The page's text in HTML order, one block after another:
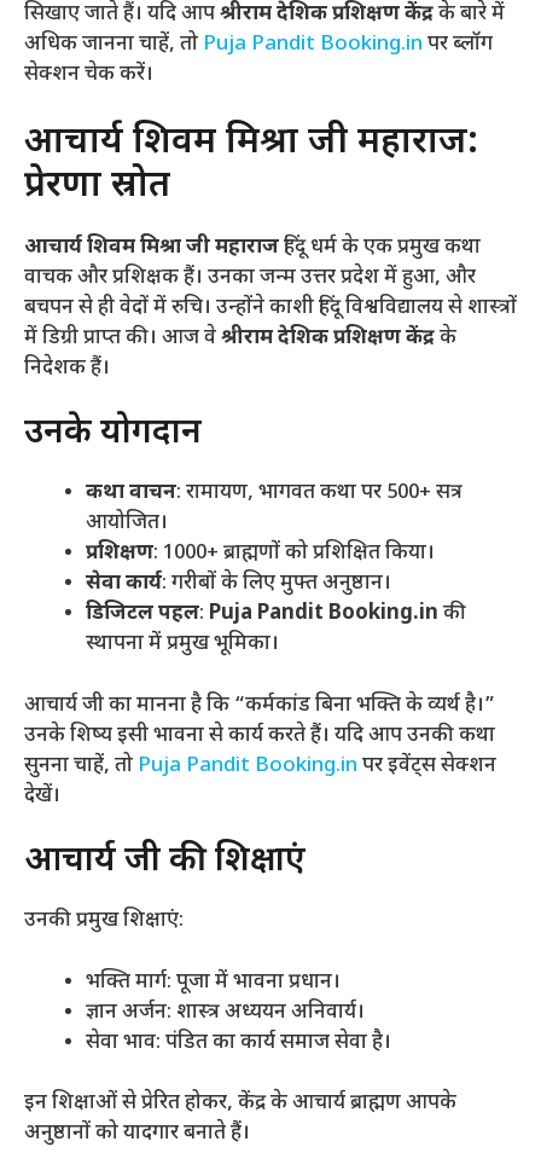
सिखाए जाते हैं। यदि आपश्रीराम देशिक प्रशिक्षण केंद्रके बारे में
अधिक जानना चाहें, तो Puja Pandit Booking.in पर ब्लॉग
सेक्शन चेक करें।
आचार्य शिवम मिश्रा जी महाराज:
प्रेरणा स्रोत
आचार्य शिवम मिश्रा जी महाराजहिंदू धर्म के एक प्रमुख कथा
वाचक और प्रशिक्षक हैं। उनका जन्म उत्तर प्रदेश में हुआ, और
बचपन से ही वेदों में रुचि। उन्होंने काशी हिंदू विश्वविद्यालय से शास्त्रों
में डिग्री प्राप्त की। आज वेश्रीराम देशिक प्रशिक्षण केंद्रके
निदेशक हैं।
उनके योगदान
कथा वाचन: रामायण, भागवत कथा पर 500+ सत्र
आयोजित।
प्रशिक्षण: 1000+ ब्राह्मणों को प्रशिक्षित किया।
सेवा कार्य: गरीबों के लिए मुफ्त अनुष्ठान।
डिजिटल पहल: Puja Pandit Booking.in की
स्थापना में प्रमुख भूमिका।
आचार्य जी का मानना है कि “कर्मकांड बिना भक्ति के व्यर्थ है।”
उनके शिष्य इसी भावना से कार्य करते हैं। यदि आप उनकी कथा
सुनना चाहें, तो Puja Pandit Booking.in पर इवेंट्स सेक्शन
देखें।
आचार्य जी की शिक्षाएं
उनकी प्रमुख शिक्षाएं:
भक्ति मार्ग: पूजा में भावना प्रधान।
ज्ञान अर्जन: शास्त्र अध्ययन अनिवार्य।
सेवा भाव: पंडित का कार्य समाज सेवा है।
इन शिक्षाओं से प्रेरित होकर, केंद्र के आचार्य ब्राह्मण आपके
अनुष्ठानों को यादगार बनाते हैं।